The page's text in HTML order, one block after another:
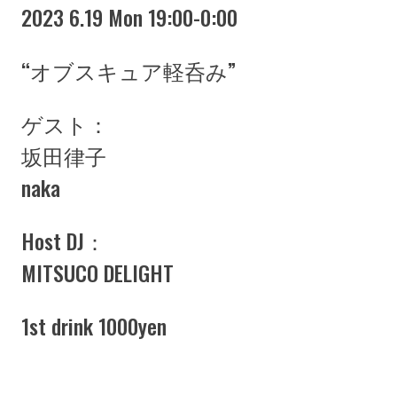
2023 6.19 Mon 19:00-0:00
“オブスキュア軽呑み”
ゲスト：
坂田律子
naka
Host DJ：
MITSUCO DELIGHT
1st drink 1000yen